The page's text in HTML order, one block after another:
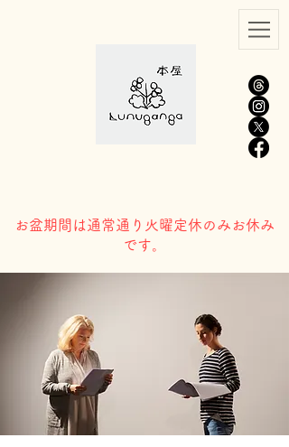
​お盆期間は通常通り火曜定休のみお休み
です。